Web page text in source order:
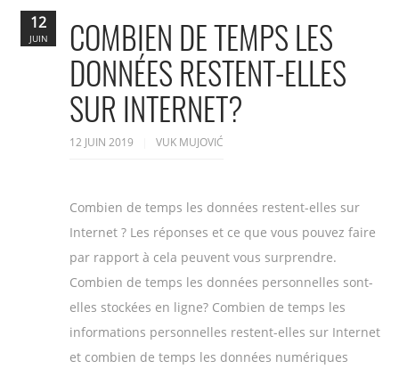
COMBIEN DE TEMPS LES
DONNÉES RESTENT-ELLES
SUR INTERNET?
12 JUIN 2019 VUK MUJOVIĆ
Combien de temps les données restent-elles sur
Internet ? Les réponses et ce que vous pouvez faire
par rapport à cela peuvent vous surprendre.
Combien de temps les données personnelles sont-
elles stockées en ligne? Combien de temps les
informations personnelles restent-elles sur Internet
et combien de temps les données numériques
12
JUIN